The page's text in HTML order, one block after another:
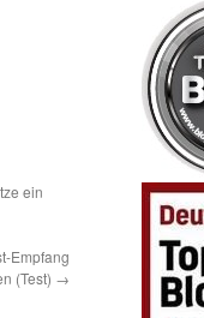
ein
Empfang
(Test) →